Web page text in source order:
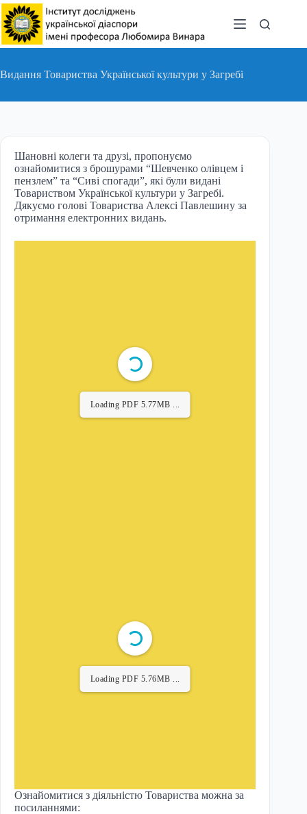
Перейти
до
вмісту
Видання Товариства Української культури у Загребі
Шановні колеги та друзі, пропонуємо
ознайомитися з брошурами “Шевченко олівцем і
пензлем” та “Сиві спогади”, які були видані
Товариством Української культури у Загребі.
Дякуємо голові Товариства Алексі Павлешину за
отримання електронних видань.
Loading PDF 6.30MB ...
Loading PDF 6.30MB ...
Ознайомитися з діяльністю Товариства можна за
посиланнями: